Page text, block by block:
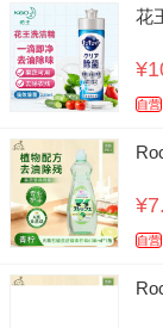
花
自营
自营